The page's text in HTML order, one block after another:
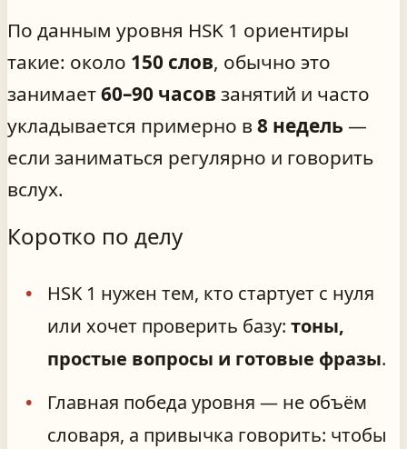
По данным уровня HSK 1 ориентиры
такие: около 150 слов, обычно это
занимает60–90 часов занятий и часто
укладывается примерно в 8 недель —
если заниматься регулярно и говорить
вслух.
Коротко по делу
HSK 1 нужен тем, кто стартует с нуля
или хочет проверить базу: тоны,
простые вопросы и готовые фразы.
Главная победа уровня — не объём
словаря, а привычка говорить: чтобы